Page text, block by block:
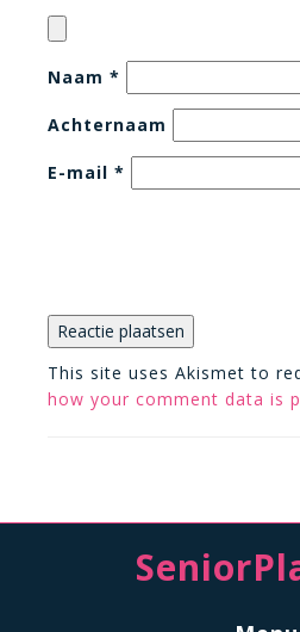
Naam *
Achternaam
E-mail *
This site uses Akismet to
how your comment data is